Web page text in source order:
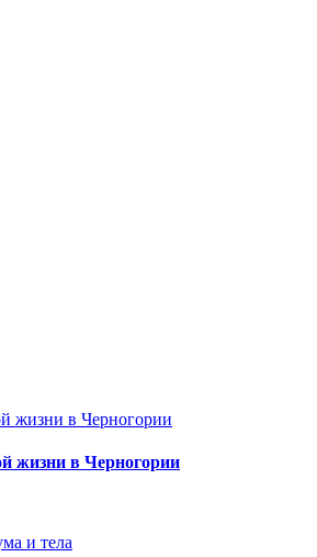
жизни в Черногории